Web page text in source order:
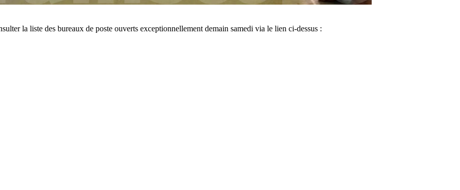
la liste des bureaux de poste ouverts exceptionnellement demain samedi via le lien ci-dessus :